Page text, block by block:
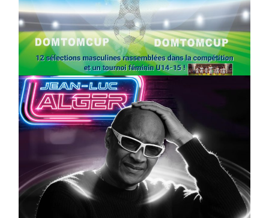
SPORT COMPÉTITIONS FOOTBALL JEUNESSE & SPORTS
Foot : la DTC 2026 approche
On03/04/2026byWebmaster2Risi